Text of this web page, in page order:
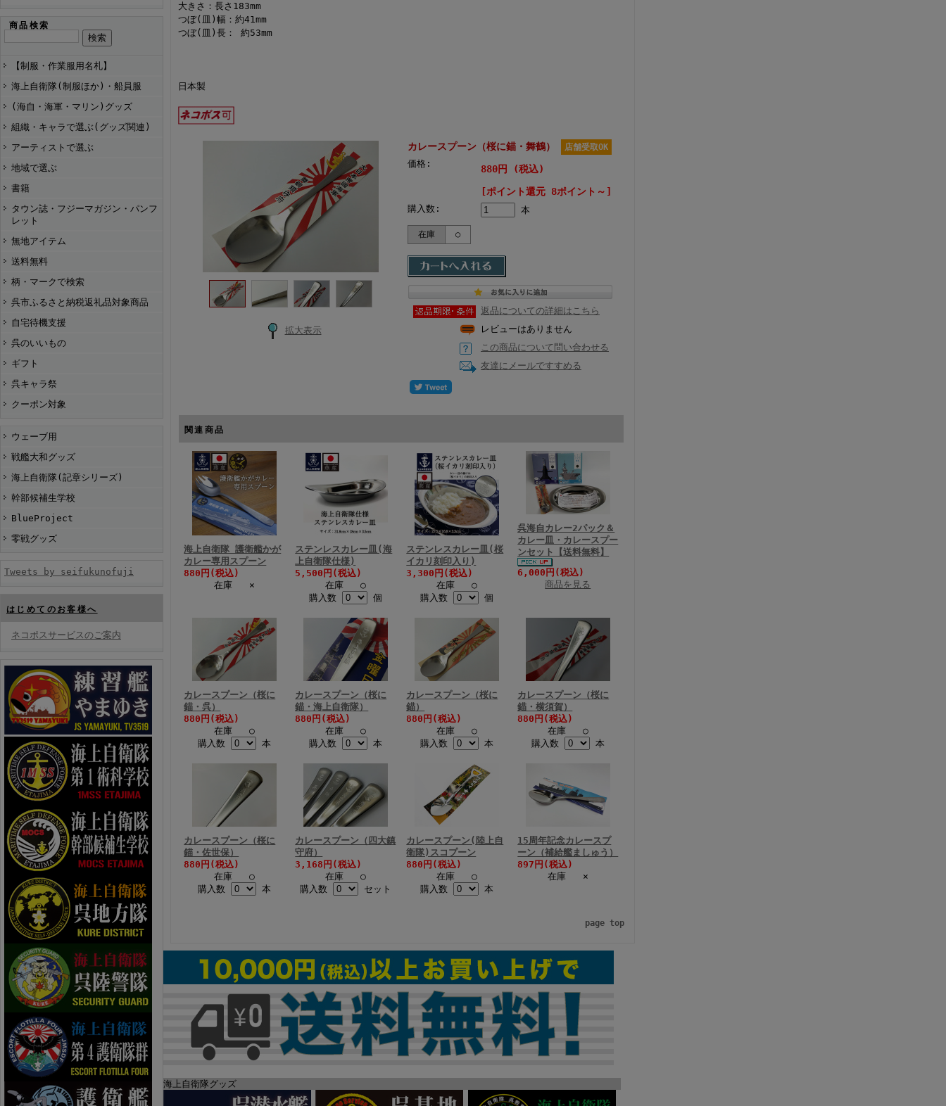
商品検索
【制服・作業服用名札】
海上自衛隊(制服ほか)・船員服
(海自・海軍・マリン)グッズ
組織・キャラで選ぶ(グッズ関連)
アーティストで選ぶ
地域で選ぶ
書籍
タウン誌・フジーマガジン・パンフ
レット
無地アイテム
送料無料
柄・マークで検索
呉市ふるさと納税返礼品対象商品
自宅待機支援
呉のいいもの
ギフト
呉キャラ祭
クーポン対象
ウェーブ用
戦艦大和グッズ
海上自衛隊(記章シリーズ)
幹部候補生学校
BlueProject
零戦グッズ
Tweets by seifukunofuji
はじめてのお客様へ
ネコポスサービスのご案内
大きさ：長さ183mm
つぼ(皿)幅：約41mm
つぼ(皿)長： 約53mm
日本製
拡大表示
カレースプーン（桜に錨・舞鶴） 店舗受取OK
価格:
880円 (税込)
[ポイント還元 8ポイント～]
購入数: 本
在庫 ○
返品についての詳細はこちら
レビューはありません
この商品について問い合わせる
友達にメールですすめる
関連商品
海上自衛隊 護衛艦かが
カレー専用スプーン
880円(税込)
在庫 ×
ステンレスカレー皿(海
上自衛隊仕様)
5,500円(税込)
在庫 ○
購入数
個
ステンレスカレー皿(桜
イカリ刻印入り)
3,300円(税込)
在庫 ○
購入数
個
呉海自カレー2パック＆
カレー皿・カレースプー
ンセット【送料無料】
6,000円(税込)
商品を見る
カレースプーン（桜に
錨・呉）
880円(税込)
在庫 ○
購入数
本
カレースプーン（桜に
錨・海上自衛隊）
880円(税込)
在庫 ○
購入数
本
カレースプーン（桜に
錨）
880円(税込)
在庫 ○
購入数
本
カレースプーン（桜に
錨・横須賀）
880円(税込)
在庫 ○
購入数
本
カレースプーン（桜に
錨・佐世保）
880円(税込)
在庫 ○
購入数
本
カレースプーン（四大鎮
守府）
3,168円(税込)
在庫 ○
購入数
セット
カレースプーン(陸上自
衛隊)スコプーン
880円(税込)
在庫 ○
購入数
本
15周年記念カレースプ
ーン（補給艦ましゅう）
897円(税込)
在庫 ×
page top
海上自衛隊グッズ